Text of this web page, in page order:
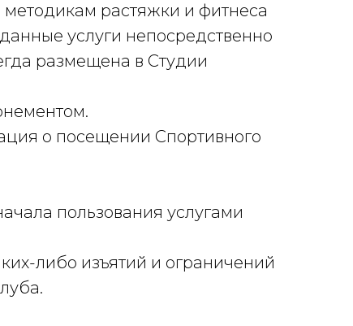
методикам растяжки и фитнеса
услуги непосредственно
размещена в Студии
о посещении Спортивного
пользования услугами
либо изъятий и ограничений